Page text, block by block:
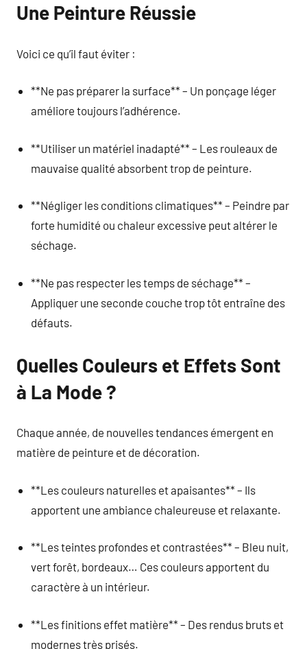
Une Peinture Réussie
Voici ce qu’il faut éviter :
**Ne pas préparer la surface** – Un ponçage léger
améliore toujours l’adhérence.
**Utiliser un matériel inadapté** – Les rouleaux de
mauvaise qualité absorbent trop de peinture.
**Négliger les conditions climatiques** – Peindre par
forte humidité ou chaleur excessive peut altérer le
séchage.
**Ne pas respecter les temps de séchage** –
Appliquer une seconde couche trop tôt entraîne des
défauts.
Quelles Couleurs et Effets Sont
à La Mode ?
Chaque année, de nouvelles tendances émergent en
matière de peinture et de décoration.
**Les couleurs naturelles et apaisantes** – Ils
apportent une ambiance chaleureuse et relaxante.
**Les teintes profondes et contrastées** – Bleu nuit,
vert forêt, bordeaux… Ces couleurs apportent du
caractère à un intérieur.
**Les finitions effet matière** – Des rendus bruts et
modernes très prisés.